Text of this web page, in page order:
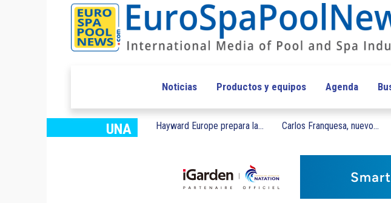
Noticias Productos y equipos Agenda
UNA Hayward Europe prepara la... Carlos Franquesa, nuevo...